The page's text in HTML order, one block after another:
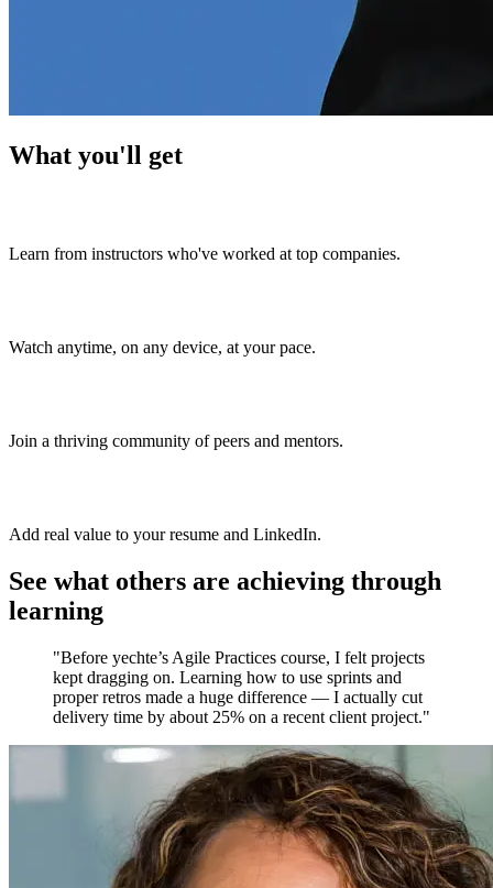
What you'll get
Learn from instructors who've worked at top companies.
Watch anytime, on any device, at your pace.
Join a thriving community of peers and mentors.
Add real value to your resume and LinkedIn.
See what others are achieving through
learning
"Before yechte’s Agile Practices course, I felt projects
kept dragging on. Learning how to use sprints and
proper retros made a huge difference — I actually cut
delivery time by about 25% on a recent client project."